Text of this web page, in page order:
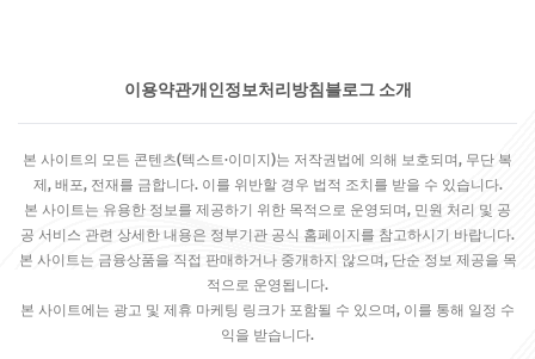
이용약관개인정보처리방침 블로그 소개
본 사이트의 모든 콘텐츠(텍스트·이미지)는 저작권법에 의해 보호되며, 무단 복
제, 배포, 전재를 금합니다. 이를 위반할 경우 법적 조치를 받을 수 있습니다.
본 사이트는 유용한 정보를 제공하기 위한 목적으로 운영되며, 민원 처리 및 공
공 서비스 관련 상세한 내용은 정부기관 공식 홈페이지를 참고하시기 바랍니다.
본 사이트는 금융상품을 직접 판매하거나 중개하지 않으며, 단순 정보 제공을 목
적으로 운영됩니다.
본 사이트에는 광고 및 제휴 마케팅 링크가 포함될 수 있으며, 이를 통해 일정 수
익을 받습니다.